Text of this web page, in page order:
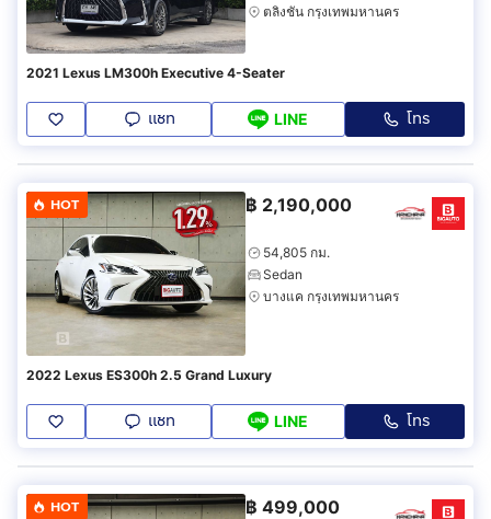
ตลิ่งชัน กรุงเทพมหานคร
2021 Lexus LM300h Executive 4-Seater
แชท LINE โทร
HOT ฿ 2,190,000
54,805 กม.
Sedan
บางแค กรุงเทพมหานคร
2022 Lexus ES300h 2.5 Grand Luxury
แชท LINE โทร
HOT ฿ 499,000